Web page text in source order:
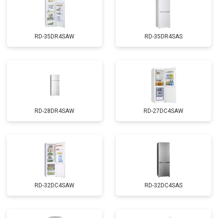
RD-35DR4SAW RD-35DR4SAS
RD-28DR4SAW RD-27DC4SAW
RD-32DC4SAW RD-32DC4SAS